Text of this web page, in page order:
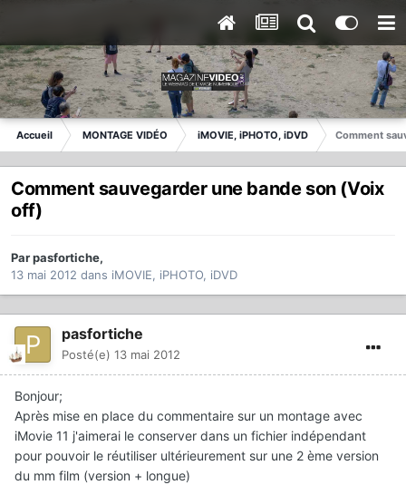
Accueil MONTAGE VIDÉO iMOVIE, iPHOTO, iDVD Comment
Comment sauvegarder une bande son (Voix
off)
Parpasfortiche,
13 mai 2012 dans iMOVIE, iPHOTO, iDVD
pasfortiche
Posté(e) 13 mai 2012
Bonjour;
Après mise en place du commentaire sur un montage avec
iMovie 11 j'aimerai le conserver dans un fichier indépendant
pour pouvoir le réutiliser ultérieurement sur une 2 ème version
du mm film (version + longue)